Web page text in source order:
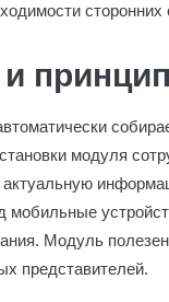
сторонних
модуля
Модуль
представителей.